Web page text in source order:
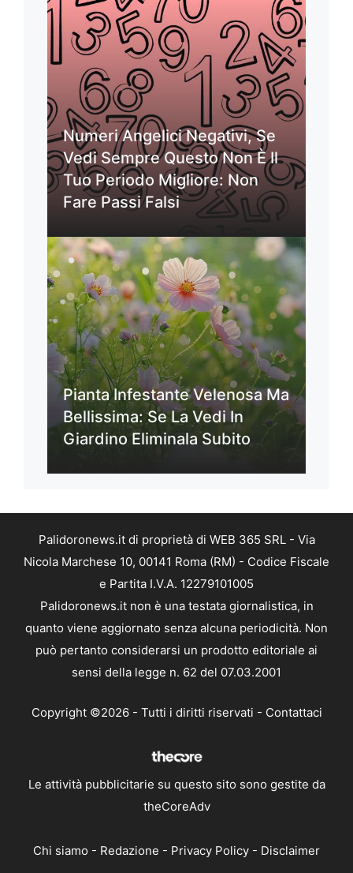
Numeri Angelici Negativi, Se
Vedi Sempre Questo Non È Il
Tuo Periodo Migliore: Non
Fare Passi Falsi
Pianta Infestante Velenosa Ma
Bellissima: Se La Vedi In
Giardino Eliminala Subito
Palidoronews.it di proprietà di WEB 365 SRL - Via
Nicola Marchese 10, 00141 Roma (RM) - Codice Fiscale
e Partita I.V.A. 12279101005
Palidoronews.it non è una testata giornalistica, in
quanto viene aggiornato senza alcuna periodicità. Non
può pertanto considerarsi un prodotto editoriale ai
sensi della legge n. 62 del 07.03.2001
Copyright ©2026 - Tutti i diritti riservati - Contattaci
Le attività pubblicitarie su questo sito sono gestite da
theCoreAdv
Chi siamo - Redazione - Privacy Policy - Disclaimer